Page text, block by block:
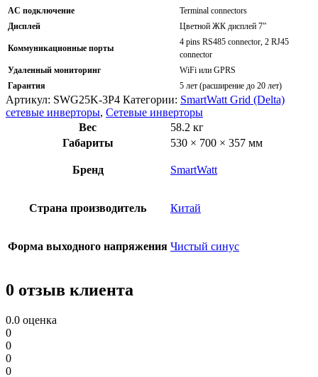
AC подключение
Terminal connectors
Дисплей
Цветной ЖК дисплей 7”
Коммуникационные порты
4 pins RS485 connector, 2 RJ45
connector
Удаленный мониторинг
WiFi или GPRS
Гарантия
5 лет (расширение до 20 лет)
Артикул: SWG25K-3P4 Категории: SmartWatt Grid (Delta)
сетевые инверторы, Сетевые инверторы
Вес
58.2 кг
Габариты
530 × 700 × 357 мм
Бренд SmartWatt
Страна производитель Китай
Форма выходного напряжения Чистый синус
0 отзыв клиента
0.0 оценка
0
0
0
0